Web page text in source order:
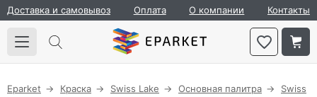
Доставка и самовывоз Оплата О компании Контакты
Eparket Краска Swiss Lake Основная палитра
Swiss